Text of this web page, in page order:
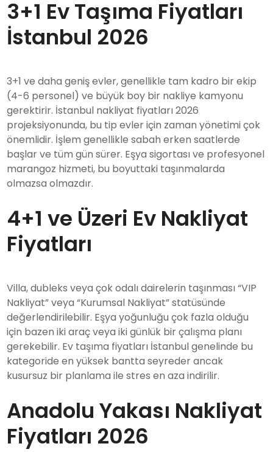
3+1 Ev Taşıma Fiyatları
İstanbul 2026
3+1 ve daha geniş evler, genellikle tam kadro bir ekip
(4-6 personel) ve büyük boy bir nakliye kamyonu
gerektirir. İstanbul nakliyat fiyatları 2026
projeksiyonunda, bu tip evler için zaman yönetimi çok
önemlidir. İşlem genellikle sabah erken saatlerde
başlar ve tüm gün sürer. Eşya sigortası ve profesyonel
marangoz hizmeti, bu boyuttaki taşınmalarda
olmazsa olmazdır.
4+1 ve Üzeri Ev Nakliyat
Fiyatları
Villa, dubleks veya çok odalı dairelerin taşınması “VIP
Nakliyat” veya “Kurumsal Nakliyat” statüsünde
değerlendirilebilir. Eşya yoğunluğu çok fazla olduğu
için bazen iki araç veya iki günlük bir çalışma planı
gerekebilir. Ev taşıma fiyatları İstanbul genelinde bu
kategoride en yüksek bantta seyreder ancak
kusursuz bir planlama ile stres en aza indirilir.
Anadolu Yakası Nakliyat
Fiyatları 2026